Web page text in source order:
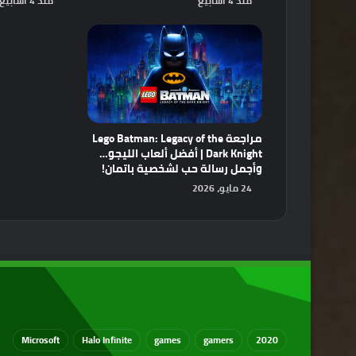
مراجعة Lego Batman: Legacy of the
Dark Knight | أفضل ألعاب الليجو…
وأجمل رسالة حب لشخصية باتمان!
24 مايو، 2026
2020
gamers
games
Halo Infinite
Microsoft